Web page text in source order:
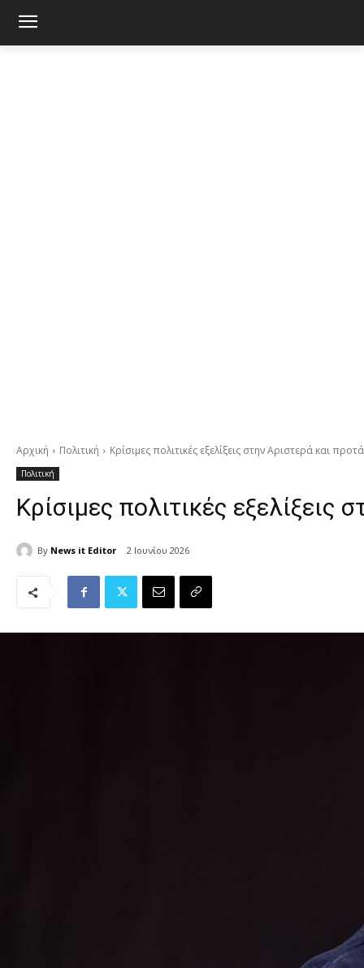
Αρχική Πολιτική Κρίσιμες πολιτικές εξελίξεις στην Αριστερά και
Πολιτική
Κρίσιμες πολιτικές
By News it Editor 2 Ιουνίου 2026